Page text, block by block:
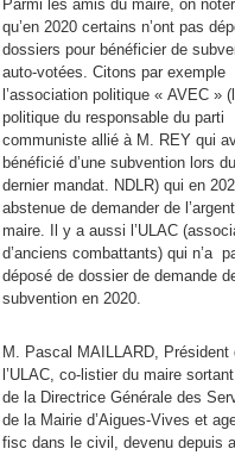
Parmi les amis du maire, on
qu’en 2020 certains n’ont pas
dossiers pour bénéficier de
auto-votées. Citons par exemple
l’association politique « AVEC »
politique du responsable du parti
communiste allié à M. REY qui
bénéficié d’une subvention lors du
dernier mandat. NDLR) qui en
abstenue de demander de
maire. Il y a aussi l’ULAC
d’anciens combattants) qui n’a
déposé de dossier de demande
subvention en 2020.
M. Pascal MAILLARD, Président
l’ULAC, co-listier du maire
de la Directrice Générale des
de la Mairie d’Aigues-Vives et
fisc dans le civil, devenu depuis